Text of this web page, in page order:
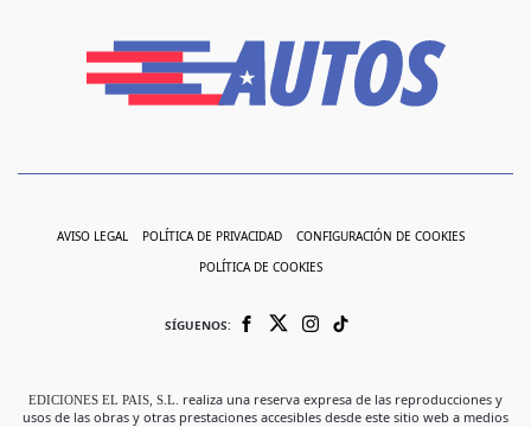
AVISO LEGAL POLÍTICA DE PRIVACIDAD CONFIGURACIÓN DE COOKIES
POLÍTICA DE COOKIES
SÍGUENOS:
EDICIONES EL PAIS, S.L.
realiza una reserva expresa de las reproducciones y
usos de las obras y otras prestaciones accesibles desde este sitio web a medios